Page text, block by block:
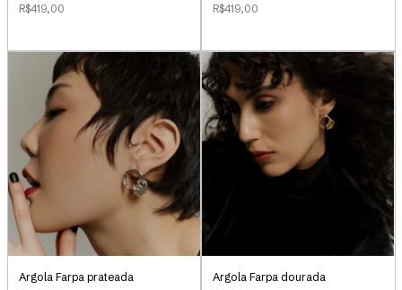
R$419,00
R$419,00
Argola Farpa prateada
Argola Farpa dourada